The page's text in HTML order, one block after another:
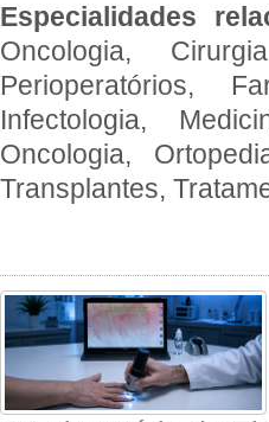
Especialidades
Oncologia,
Perioperatórios,
Infectologia,
Oncologia,
Transplantes,